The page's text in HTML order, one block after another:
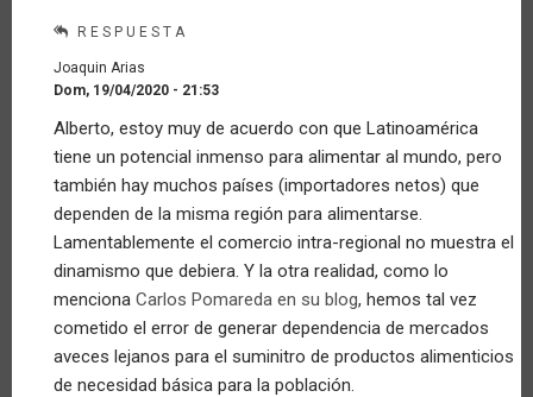
RESPUESTA
Joaquin Arias
Dom, 19/04/2020 - 21:53
respuesta
a
Latinoamérica
alimento…
por
Invitado
(no
Alberto, estoy muy de acuerdo con que Latinoamérica
tiene un potencial inmenso para alimentar al mundo, pero
también hay muchos países (importadores netos) que
dependen de la misma región para alimentarse.
Lamentablemente el comercio intra-regional no muestra el
dinamismo que debiera. Y la otra realidad, como lo
menciona Carlos Pomareda en su blog, hemos tal vez
cometido el error de generar dependencia de mercados
aveces lejanos para el suminitro de productos alimenticios
de necesidad básica para la población.